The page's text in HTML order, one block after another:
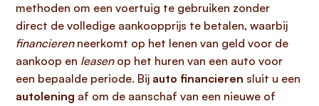
methoden om een voertuig te gebruiken zonder
direct de volledige aankoopprijs te betalen, waarbij
financierenneerkomt op het lenen van geld voor de
aankoop en leasenop het huren van een auto voor
een bepaalde periode. Bij auto financieren sluit u een
autolening af om de aanschaf van een nieuwe of